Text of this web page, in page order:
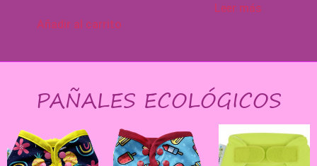
Añadir al carrito
Leer más
PAÑALES ECOLÓGICOS